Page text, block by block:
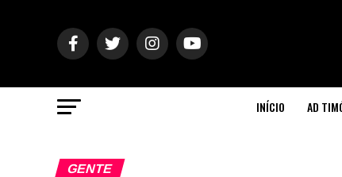
INÍCIO AD
GENTE